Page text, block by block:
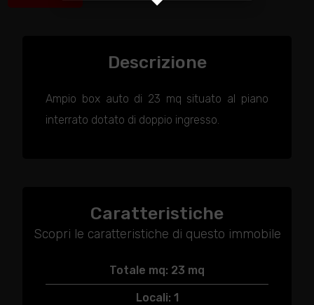
Descrizione
Ampio box auto di 23 mq situato al piano
interrato dotato di doppio ingresso.
Caratteristiche
Scopri le caratteristiche di questo immobile
Totale mq: 23 mq
Locali: 1